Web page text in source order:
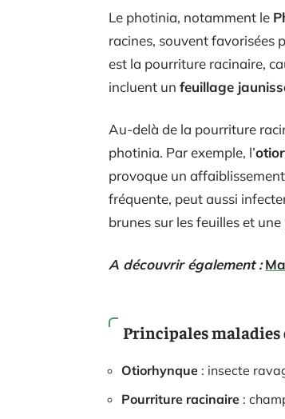
Le photinia, notamment le
racines, souvent favorisées
est la pourriture racinaire,
incluent un feuillage
Au-delà de la pourriture
photinia. Par exemple, l’
provoque un
fréquente, peut aussi
brunes sur les feuilles et
A découvrir également :
Principales maladies
Otiorhynque : insecte
Pourriture racinaire :